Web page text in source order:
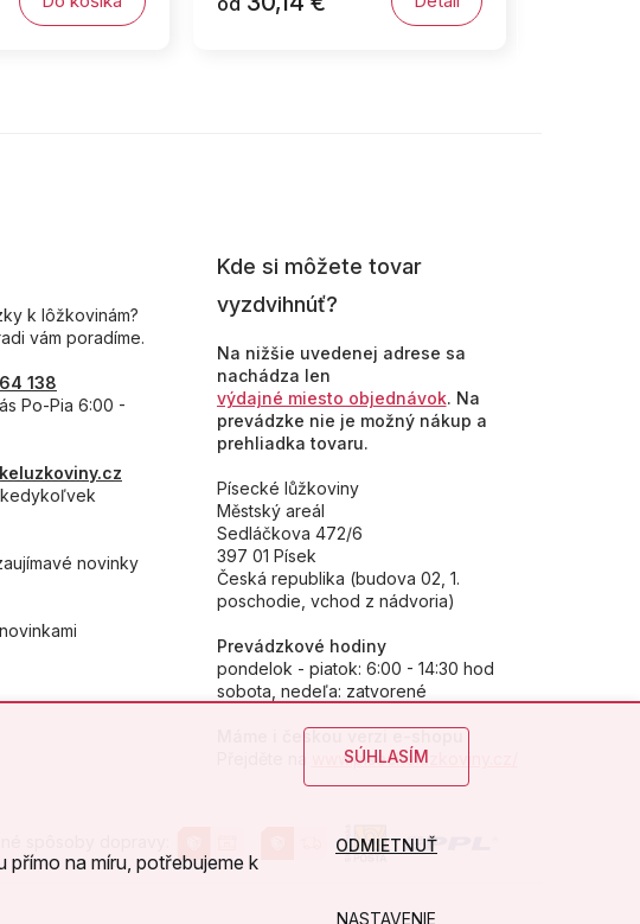
přímo na míru, potřebujeme k
SÚHLASÍM
NASTAVENIE
ODMIETNUŤ
k lôžkovinám?
vám poradíme.
138
Po-Pia 6:00 -
kedykoľvek
novinky
Kde si môžete tovar
vyzdvihnúť?
Na nižšie uvedenej adrese sa
nachádza len
výdajné miesto objednávok. Na
prevádzke nie je možný nákup a
prehliadka tovaru.
Písecké lůžkoviny
Městský areál
Sedláčkova 472/6
397 01 Písek
Česká republika (budova 02, 1.
poschodie, vchod z nádvoria)
Prevádzkové hodiny
pondelok - piatok: 6:00 - 14:30 hod
sobota, nedeľa: zatvorené
Máme i českou verzi e-shopu
www.piseckeluzkoviny.cz/